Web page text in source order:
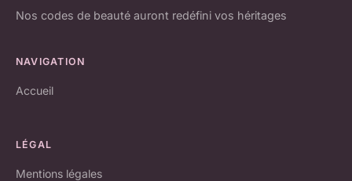
Nos codes de beauté auront redéfini vos héritages
NAVIGATION
Accueil
LÉGAL
Mentions légales